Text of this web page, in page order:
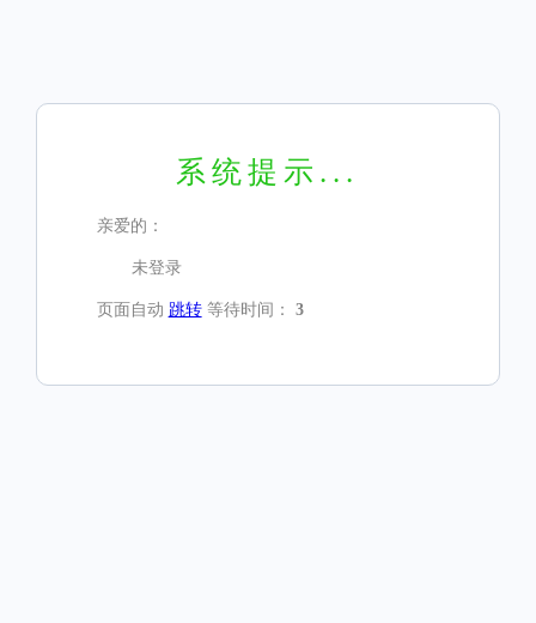
系统提示...
亲爱的：
未登录
页面自动 跳转等待时间： 3